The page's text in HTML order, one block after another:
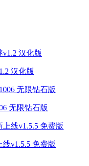
汉化版
无限钻石版
v1.5.5 免费版